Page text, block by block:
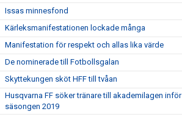
Issas minnesfond
Kärleksmanifestationen lockade många
Manifestation för respekt och allas lika värde
De nominerade till Fotbollsgalan
Skyttekungen sköt HFF till tvåan
Husqvarna FF söker tränare till akademilagen inför
säsongen 2019